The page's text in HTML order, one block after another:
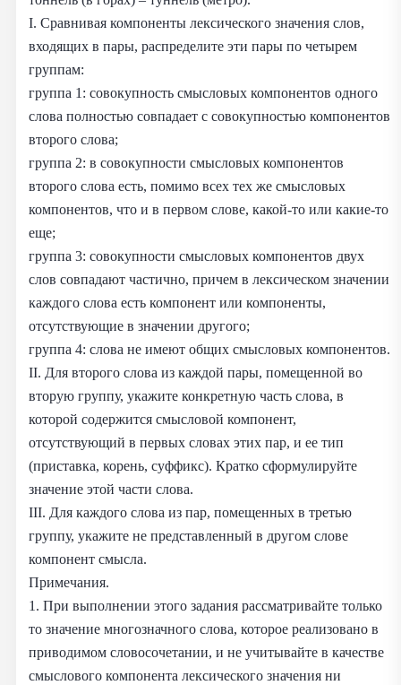
I. Сравнивая компоненты лексического значения слов,
входящих в пары, распределите эти пары по четырем
группам:
группа 1: совокупность смысловых компонентов одного
слова полностью совпадает с совокупностью компонентов
второго слова;
группа 2: в совокупности смысловых компонентов
второго слова есть, помимо всех тех же смысловых
компонентов, что и в первом слове, какой-то или какие-то
еще;
группа 3: совокупности смысловых компонентов двух
слов совпадают частично, причем в лексическом значении
каждого слова есть компонент или компоненты,
отсутствующие в значении другого;
группа 4: слова не имеют общих смысловых компонентов.
II. Для второго слова из каждой пары, помещенной во
вторую группу, укажите конкретную часть слова, в
которой содержится смысловой компонент,
отсутствующий в первых словах этих пар, и ее тип
(приставка, корень, суффикс). Кратко сформулируйте
значение этой части слова.
III. Для каждого слова из пар, помещенных в третью
группу, укажите не представленный в другом слове
компонент смысла.
Примечания.
1. При выполнении этого задания рассматривайте только
то значение многозначного слова, которое реализовано в
приводимом словосочетании, и не учитывайте в качестве
смыслового компонента лексического значения ни